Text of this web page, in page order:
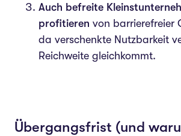
Auch befreite
profitieren von barrierefreier
da verschenkte Nutzbarkeit
Reichweite gleichkommt.
Übergangsfrist (und